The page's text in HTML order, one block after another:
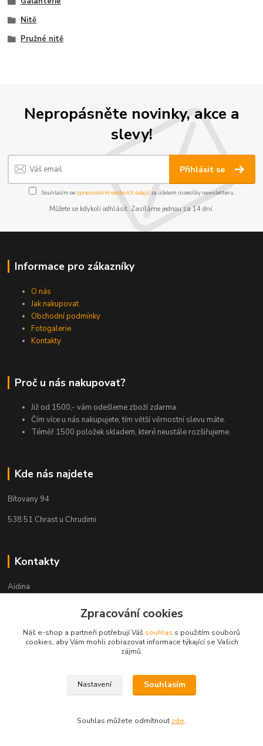
Nitě
Pružné nitě
Nepropásněte novinky, akce a
slevy!
Přihlásit se
Souhlasím se zpracováním osobních údajůza účelem rozesílky newsletteru.
Můžete se kdykoli odhlásit. Zasíláme jednou za 14 dní.
Informace pro zákazníky
O nás
Jak nakupovat
Obchodní podmínky
Fotogalerie
Kontakty
Proč u nás nakupovat?
Již od 1500,- vám odešleme zboží zdarma.
Čím více u nás nakupujete, tím větší věrnostní slevu máte.
Téměř 1500 položek skladem, které neustále rozšiřujeme.
Kde nás najdete
Bítovany 94
538 51 Chrast u Chrudimi
Kontakty
Aidina
Veronika Holasová Schejbalová
+420 777 153 450
(Po-Pá, 8-16 hod.)
Zpracování cookies
Náš e-shop a partneři potřebují Váš souhlas s použitím souborů
cookies, aby Vám mohli zobrazovat informace týkající se Vašich
zájmů.
Nastavení Souhlasím
Souhlas můžete odmítnout zde.